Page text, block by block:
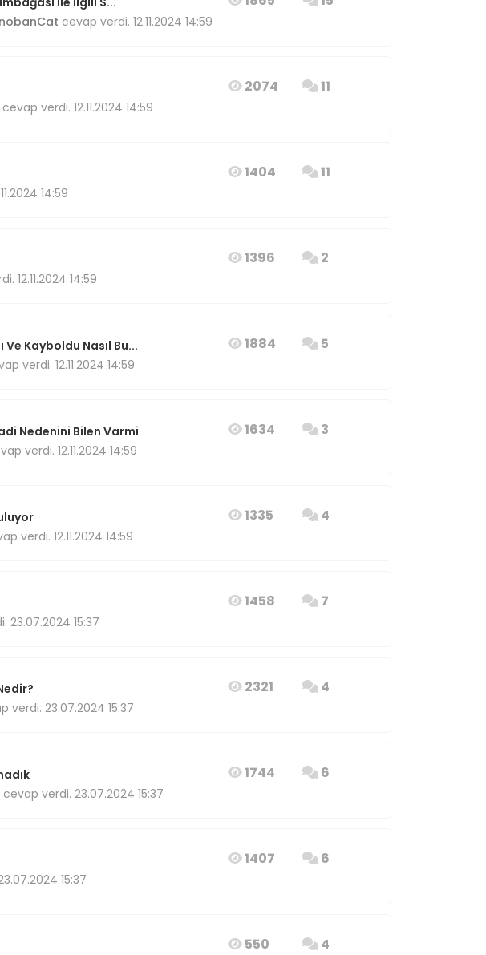
cevap verdi. 12.11.2024 14:59
cevap verdi. 12.11.2024 14:59
11
2074
14:59
11
1404
12.11.2024 14:59
2
1396
Kayboldu Nasıl Bu...
verdi. 12.11.2024 14:59
5
1884
Nedenini Bilen Varmi
verdi. 12.11.2024 14:59
3
1634
verdi. 12.11.2024 14:59
4
1335
23.07.2024 15:37
7
1458
verdi. 23.07.2024 15:37
4
2321
cevap verdi. 23.07.2024 15:37
6
1744
15:37
6
1407
4
550